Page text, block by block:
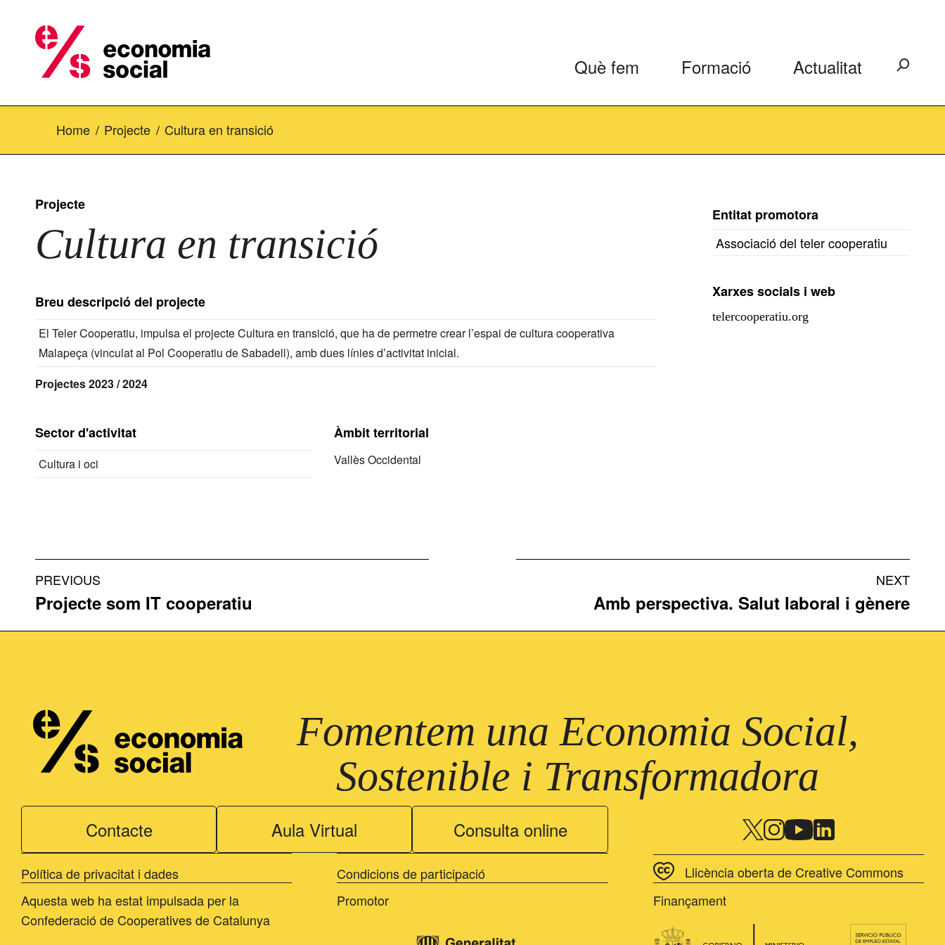
Què fem Formació Actualitat Search:
Home Projecte Cultura en transició
Projecte
Cultura en transició
Breu descripció del projecte
El Teler Cooperatiu, impulsa el projecte Cultura en transició, que ha de permetre crear l’espai de cultura cooperativa
Malapeça (vinculat al Pol Cooperatiu de Sabadell), amb dues línies d’activitat inicial.
Projectes 2023 / 2024
Entitat promotora
Associació del teler cooperatiu
Xarxes socials i web
telercooperatiu.org
Sector d'activitat
Cultura i oci
Àmbit territorial
Vallès Occidental
Project
navigation
PREVIOUS
Previous
Projecte som IT cooperatiu
NEXT
Amb perspectiva. Salut laboral i gènere
Fomentem una Economia Social,
Sostenible i Transformadora
Contacte Aula Virtual Consulta online
Política de privacitat i dades Condicions de participació
Llicència oberta de Creative Commons
Aquesta web ha estat impulsada per la
Confederació de Cooperatives de Catalunya
Promotor Finançament